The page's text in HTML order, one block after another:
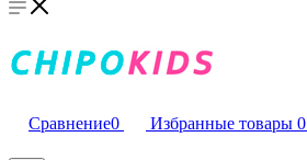
Сравнение0 Избранные товары 0